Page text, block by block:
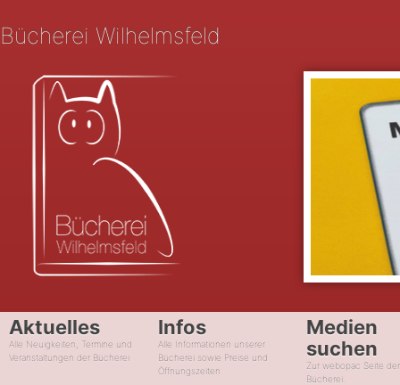
Bücherei Wilhelmsfeld
Aktuelles
Alle Neuigkeiten, Termine und
Veranstaltungen der Bücherei
Infos
Alle Informationen unserer
Bücherei sowie Preise und
Öffnungszeiten
Medien
suchen
Zur webopac Seite der
Bücherei.